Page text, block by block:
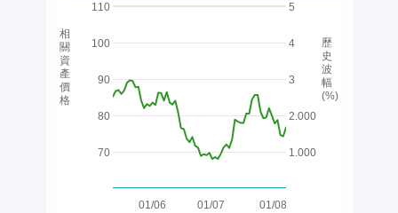
01/06 01/07 01/08
70
80
90
100
110
1.000
2.000
3
4
5
相
關
資
產
價
格
歷
史
波
幅
(%)